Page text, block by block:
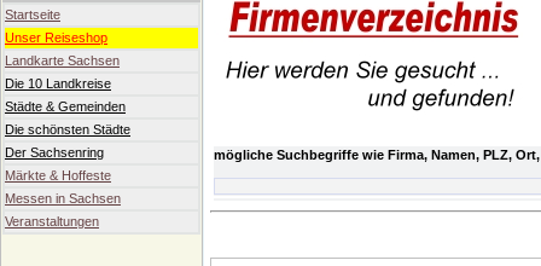
Startseite
Unser Reiseshop
Landkarte Sachsen
Die 10 Landkreise
Städte & Gemeinden
Die schönsten Städte
Der Sachsenring
Märkte & Hoffeste
Messen in Sachsen
Veranstaltungen
mögliche Suchbegriffe wie Firma, Namen, PLZ,